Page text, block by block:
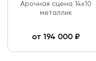
Арочная сцена 14х10
металлик
от 194 000₽